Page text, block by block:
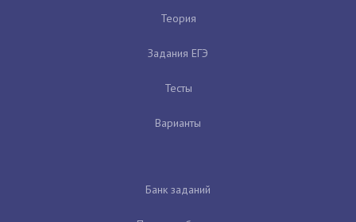
Теория
Задания ЕГЭ
Тесты
Варианты
Банк заданий